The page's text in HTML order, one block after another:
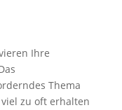
Ihre
Thema
zu oft erhalten